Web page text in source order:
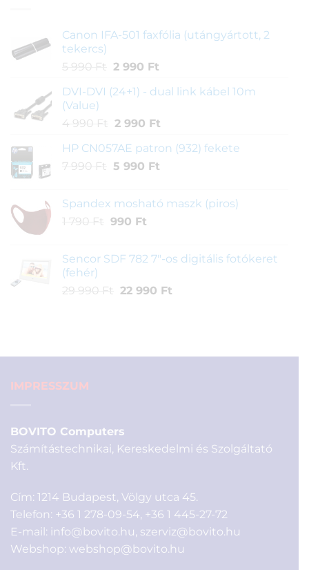
Canon IFA-501 faxfólia (utángyártott, 2
tekercs)
5 990 Ft
Original
was:
990 Ft.
2 990 FtCurrent
is:
990 Ft.
DVI-DVI (24+1) - dual link kábel 10m
(Value)
4 990 Ft
Original
was:
4
2 990 FtCurrent
is:
HP CN057AE patron (932) fekete
7 990 Ft
Original
7
990 Ft.
5 990 FtCurrent
5
Spandex mosható maszk (piros)
1 790 Ft
Original
1
990 FtCurrent
990 Ft.
Sencor SDF 782 7"-os digitális fotókeret
(fehér)
29 990 Ft
Original
22 990 FtCurrent
IMPRESSZUM
BOVITO Computers
Számítástechnikai, Kereskedelmi és Szolgáltató
Kft.
Cím: 1214 Budapest, Völgy utca 45.
Telefon: +36 1 278-09-54, +36 1 445-27-72
E-mail: info@bovito.hu, szerviz@bovito.hu
Webshop: webshop@bovito.hu